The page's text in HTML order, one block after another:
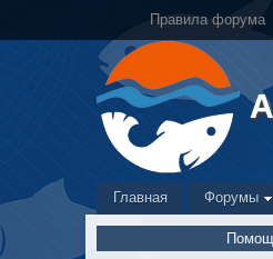
Правила форума
Главная Форумы